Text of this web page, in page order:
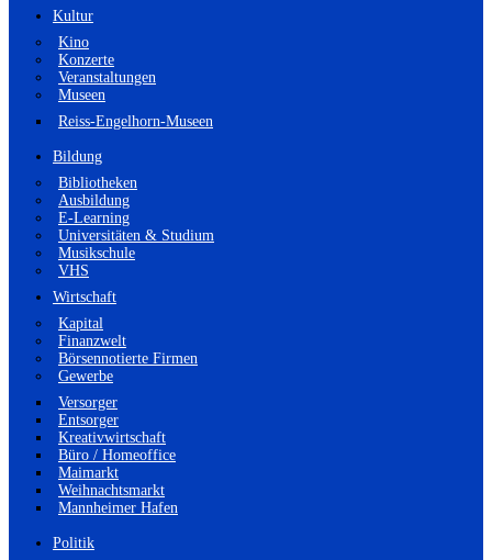
Kultur
Kino
Konzerte
Veranstaltungen
Museen
Reiss-Engelhorn-Museen
Bildung
Bibliotheken
Ausbildung
E-Learning
Universitäten & Studium
Musikschule
VHS
Wirtschaft
Kapital
Finanzwelt
Börsennotierte Firmen
Gewerbe
Versorger
Entsorger
Kreativwirtschaft
Büro / Homeoffice
Maimarkt
Weihnachtsmarkt
Mannheimer Hafen
Politik